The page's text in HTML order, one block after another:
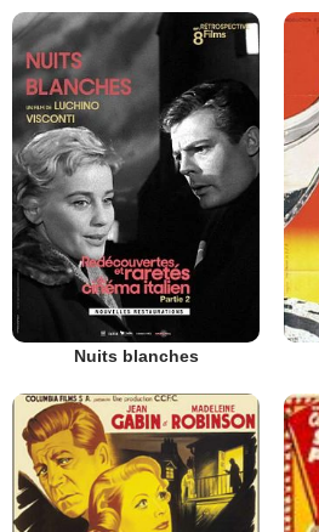
Nuits blanches